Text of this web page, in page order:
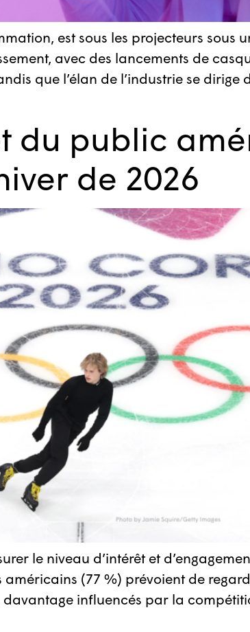
est sous les projecteurs sous
avec des lancements de
que l’élan de l’industrie se dirige
du public
de 2026
le niveau d’intérêt et
(77 %) prévoient de
davantage influencés par la